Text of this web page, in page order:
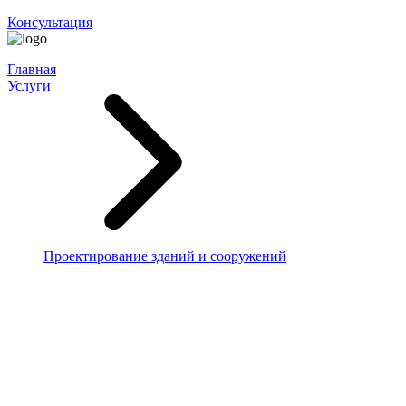
Консультация
Главная
Услуги
Проектирование зданий и сооружений